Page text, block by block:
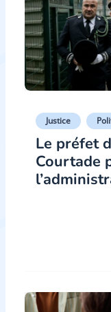
Justice
Le préfet
Courtade